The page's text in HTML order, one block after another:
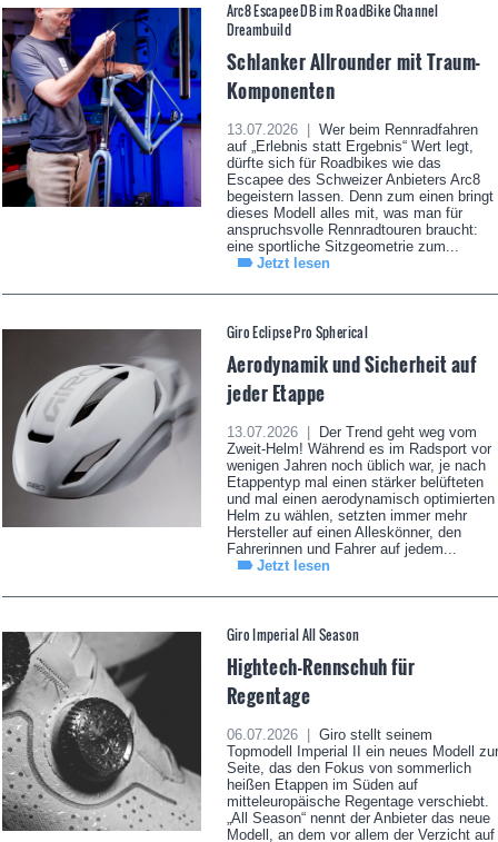
Arc8 Escapee DB im RoadBike Channel
Dreambuild
Schlanker Allrounder mit Traum-
Komponenten
13.07.2026 |
Wer beim Rennradfahren
auf „Erlebnis statt Ergebnis“ Wert legt,
dürfte sich für Roadbikes wie das
Escapee des Schweizer Anbieters Arc8
begeistern lassen. Denn zum einen bringt
dieses Modell alles mit, was man für
anspruchsvolle Rennradtouren braucht:
eine sportliche Sitzgeometrie zum...
Jetzt lesen
Giro Eclipse Pro Spherical
Aerodynamik und Sicherheit auf
jeder Etappe
13.07.2026 |
Der Trend geht weg vom
Zweit-Helm! Während es im Radsport vor
wenigen Jahren noch üblich war, je nach
Etappentyp mal einen stärker belüfteten
und mal einen aerodynamisch optimierten
Helm zu wählen, setzten immer mehr
Hersteller auf einen Alleskönner, den
Fahrerinnen und Fahrer auf jedem...
Jetzt lesen
Giro Imperial All Season
Hightech-Rennschuh für
Regentage
06.07.2026 |
Giro stellt seinem
Topmodell Imperial II ein neues Modell zur
Seite, das den Fokus von sommerlich
heißen Etappen im Süden auf
mitteleuropäische Regentage verschiebt.
„All Season“ nennt der Anbieter das neue
Modell, an dem vor allem der Verzicht auf